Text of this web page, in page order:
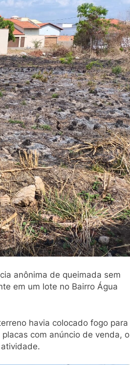
anônima de queimada sem
em um lote no Bairro Água
havia colocado fogo para
com anúncio de venda, o